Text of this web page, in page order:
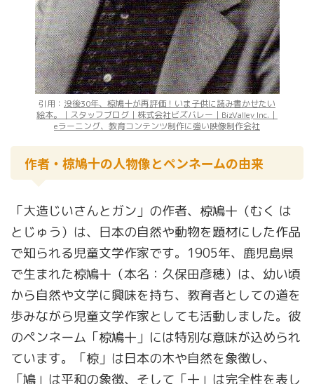
引用： 没後30年、椋鳩十が再評価！いま子供に読み書かせたい
絵本。｜スタッフブログ｜株式会社ビズバレー｜BizValley Inc.｜
eラーニング、教育コンテンツ制作に強い映像制作会社
作者・椋鳩十の人物像とペンネームの由来
「大造じいさんとガン」の作者、椋鳩十（むく は
とじゅう）は、日本の自然や動物を題材にした作品
で知られる児童文学作家です。1905年、鹿児島県
で生まれた椋鳩十（本名：久保田彦穂）は、幼い頃
から自然や文学に興味を持ち、教育者としての道を
歩みながら児童文学作家としても活動しました。彼
のペンネーム「椋鳩十」には特別な意味が込められ
ています。「椋」は日本の木や自然を象徴し、
「鳩」は平和の象徴、そして「十」は完全性を表し